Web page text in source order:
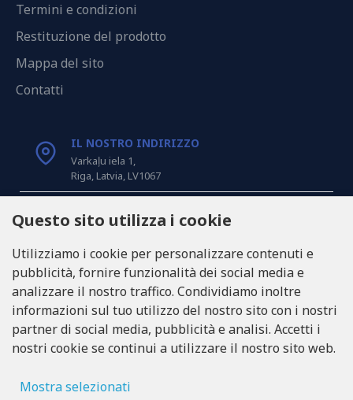
Termini e condizioni
Restituzione del prodotto
Mappa del sito
Contatti
IL NOSTRO INDIRIZZO
Varkaļu iela 1,
Riga, Latvia, LV1067
CHIAMACI
INFO@LUKONS.COM
DETTAGLI DELLA COMPAGNIA
RITONE SIA
Partita IVA LV40103717618
Questo sito utilizza i cookie
Utilizziamo i cookie per personalizzare contenuti e
pubblicità, fornire funzionalità dei social media e
analizzare il nostro traffico. Condividiamo inoltre
informazioni sul tuo utilizzo del nostro sito con i nostri
partner di social media, pubblicità e analisi. Accetti i
nostri cookie se continui a utilizzare il nostro sito web.
Mostra selezionati